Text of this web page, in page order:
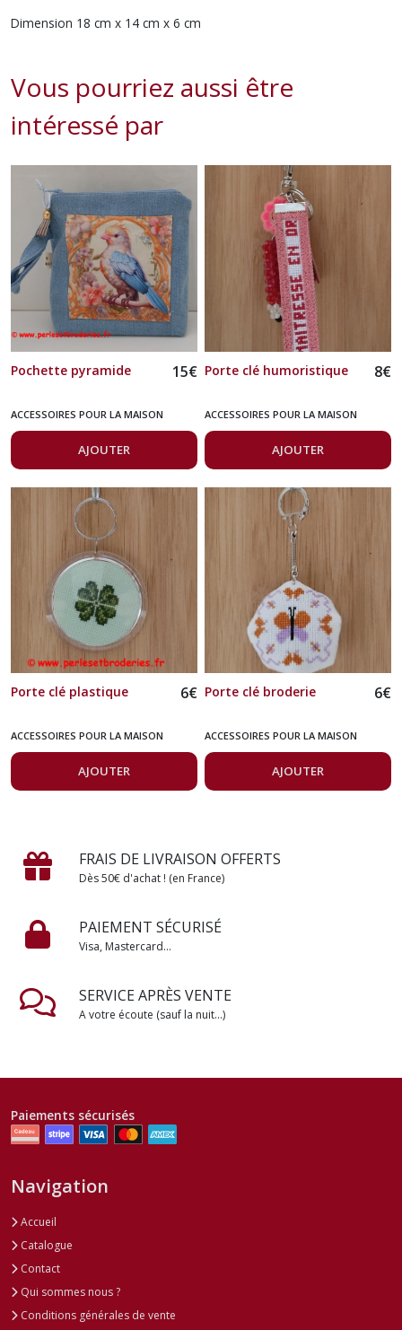
Dimension 18 cm x 14 cm x 6 cm
Vous pourriez aussi être
intéressé par
Pochette pyramide 15€
ACCESSOIRES POUR LA MAISON
AJOUTER
Porte clé humoristique 8€
ACCESSOIRES POUR LA MAISON
AJOUTER
Porte clé plastique 6€
ACCESSOIRES POUR LA MAISON
AJOUTER
Porte clé broderie 6€
ACCESSOIRES POUR LA MAISON
AJOUTER
FRAIS DE LIVRAISON OFFERTS
Dès 50€ d'achat ! (en France)
PAIEMENT SÉCURISÉ
Visa, Mastercard...
SERVICE APRÈS VENTE
A votre écoute (sauf la nuit...)
Paiements sécurisés
Navigation
Accueil
Catalogue
Contact
Qui sommes nous ?
Conditions générales de vente